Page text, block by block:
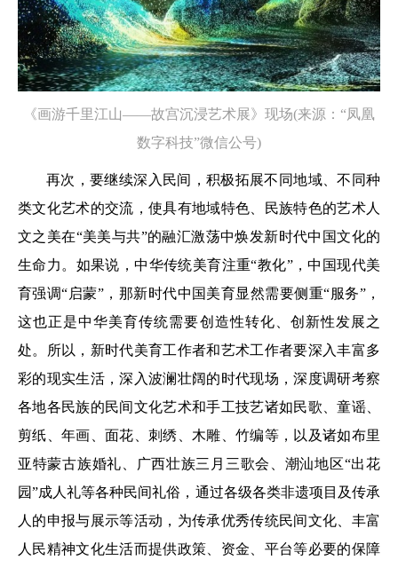
《画游千里江山——故宫沉浸艺术展》现场(来源：“凤凰
数字科技”微信公号)
再次，要继续深入民间，积极拓展不同地域、不同种
类文化艺术的交流，使具有地域特色、民族特色的艺术人
文之美在“美美与共”的融汇激荡中焕发新时代中国文化的
生命力。如果说，中华传统美育注重“教化”，中国现代美
育强调“启蒙”，那新时代中国美育显然需要侧重“服务”，
这也正是中华美育传统需要创造性转化、创新性发展之
处。所以，新时代美育工作者和艺术工作者要深入丰富多
彩的现实生活，深入波澜壮阔的时代现场，深度调研考察
各地各民族的民间文化艺术和手工技艺诸如民歌、童谣、
剪纸、年画、面花、刺绣、木雕、竹编等，以及诸如布里
亚特蒙古族婚礼、广西壮族三月三歌会、潮汕地区“出花
园”成人礼等各种民间礼俗，通过各级各类非遗项目及传承
人的申报与展示等活动，为传承优秀传统民间文化、丰富
人民精神文化生活而提供政策、资金、平台等必要的保障